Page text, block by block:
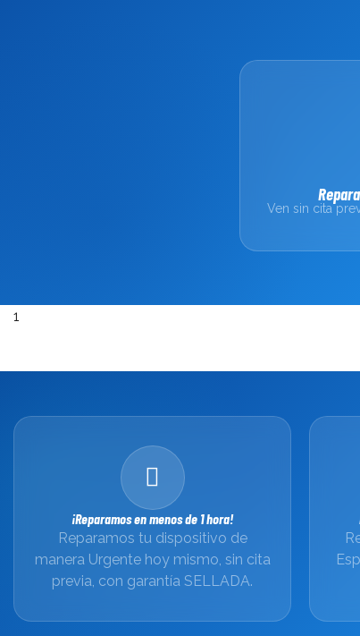
Ven sin cita
1
¡Reparamos en menos de 1 hora!
Reparamos tu dispositivo de
manera Urgente hoy mismo, sin cita
previa, con garantía SELLADA.